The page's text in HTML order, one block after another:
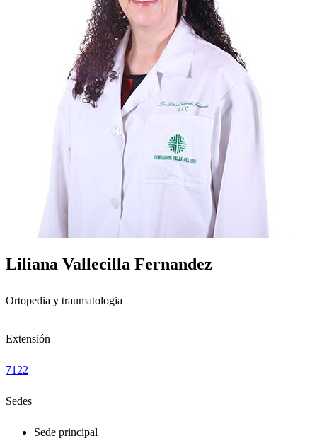
Liliana Vallecilla Fernandez
Ortopedia y traumatologia
Extensión
7122
Sedes
Sede principal